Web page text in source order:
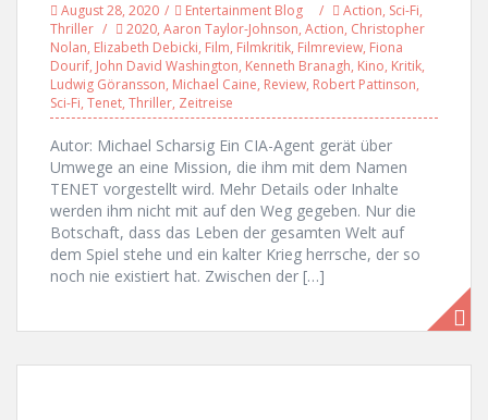
August 28, 2020 Entertainment Blog Action, Sci-Fi,
Thriller
2020, Aaron Taylor-Johnson, Action, Christopher
Nolan, Elizabeth Debicki, Film, Filmkritik, Filmreview, Fiona
Dourif, John David Washington, Kenneth Branagh, Kino, Kritik,
Ludwig Göransson, Michael Caine, Review, Robert Pattinson,
Sci-Fi, Tenet, Thriller, Zeitreise
Autor: Michael Scharsig Ein CIA-Agent gerät über
Umwege an eine Mission, die ihm mit dem Namen
TENET vorgestellt wird. Mehr Details oder Inhalte
werden ihm nicht mit auf den Weg gegeben. Nur die
Botschaft, dass das Leben der gesamten Welt auf
dem Spiel stehe und ein kalter Krieg herrsche, der so
noch nie existiert hat. Zwischen der […]